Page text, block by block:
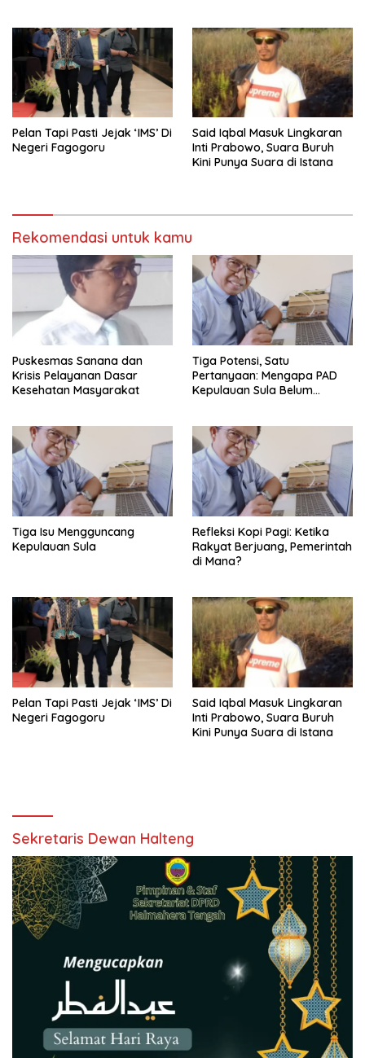
Pelan Tapi Pasti Jejak ‘IMS’ Di
Negeri Fagogoru
Said Iqbal Masuk Lingkaran
Inti Prabowo, Suara Buruh
Kini Punya Suara di Istana
Rekomendasi untuk kamu
Puskesmas Sanana dan
Krisis Pelayanan Dasar
Kesehatan Masyarakat
Tiga Potensi, Satu
Pertanyaan: Mengapa PAD
Kepulauan Sula Belum
Tiga Isu Mengguncang
Kepulauan Sula
Refleksi Kopi Pagi: Ketika
Rakyat Berjuang, Pemerintah
di Mana?
Pelan Tapi Pasti Jejak ‘IMS’ Di
Negeri Fagogoru
Said Iqbal Masuk Lingkaran
Inti Prabowo, Suara Buruh
Kini Punya Suara di Istana
Sekretaris Dewan Halteng